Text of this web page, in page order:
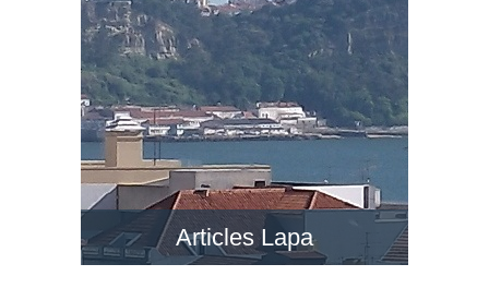
Articles Lapa